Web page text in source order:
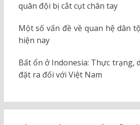
quân đội bị cắt cụt chân tay
Một số vấn đề về quan hệ dân
hiện nay
Bất ổn ở Indonesia: Thực trạng,
đặt ra đối với Việt Nam